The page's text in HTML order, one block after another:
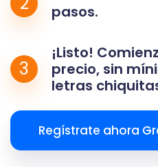
pasos.
3
¡Listo!
precio, sin
letras
Regístrate ahora